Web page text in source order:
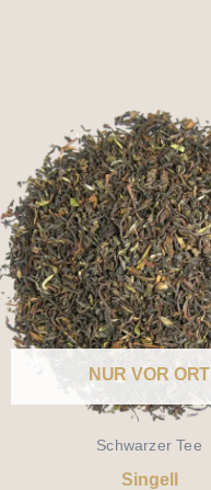
NUR VOR ORT
Schwarzer Tee
Singell